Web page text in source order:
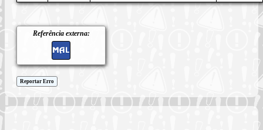
Referência externa:
Reportar Erro